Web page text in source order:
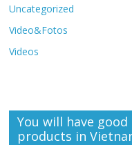
Uncategorized
Video&Fotos
Videos
You will have
products in